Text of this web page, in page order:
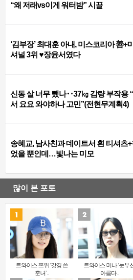
“왜 저래vs이게 워터밤” 시끌
‘김부장’ 최대훈 아내, 미스코리아 善+
셔널 3위 ♥장윤서였다
신동 살 너무 뺐나‥37㎏ 감량 부작용
서 요요 와야하나 고민”(전현무계획4)
송혜교, 남사친과 데이트서 흰 티셔츠
었을 뿐인데…빛나는 미모
많이 본 포토
트와이스 쯔위 ‘갓경 쓴
훈녀’..
트와이스 미나 ‘눈부
아름다..